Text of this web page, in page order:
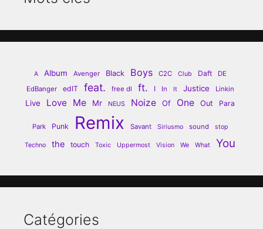
A Album Avenger Black Boys C2C Club Daft
DE
EdBanger
edIT feat. free dl ft. I In It Justice Linkin
Live Love Me Mr NEUS Noize Of One Out Para
Park Punk Remix Savant Siriusmo sound stop
Techno the touch Toxic Uppermost Vision We What You
Catégories